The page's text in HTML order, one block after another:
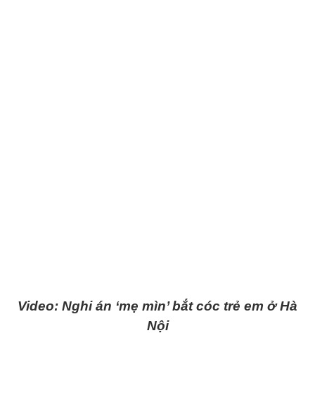
Video: Nghi án ‘mẹ mìn’ bắt cóc trẻ em ở Hà
Nội